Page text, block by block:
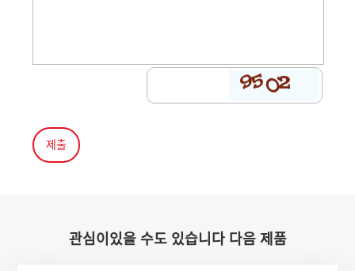
관심이있을 수도 있습니다 다음 제품